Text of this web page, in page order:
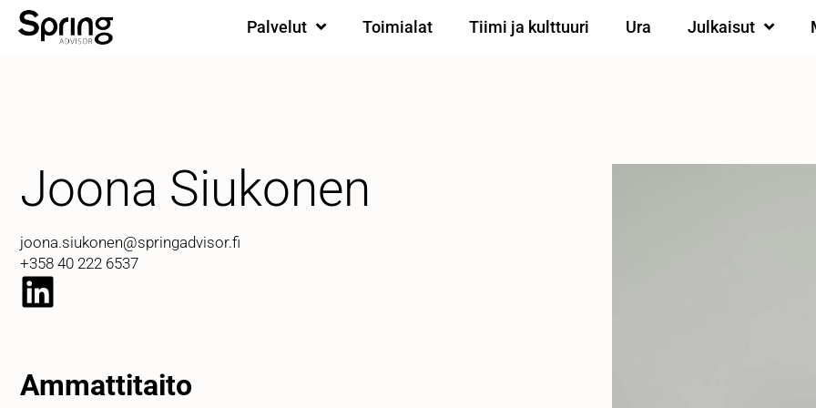
Palvelut Toimialat Tiimi ja kulttuuri Ura Julkaisut
Joona Siukonen
joona.siukonen@springadvisor.fi
+358 40 222 6537
Ammattitaito